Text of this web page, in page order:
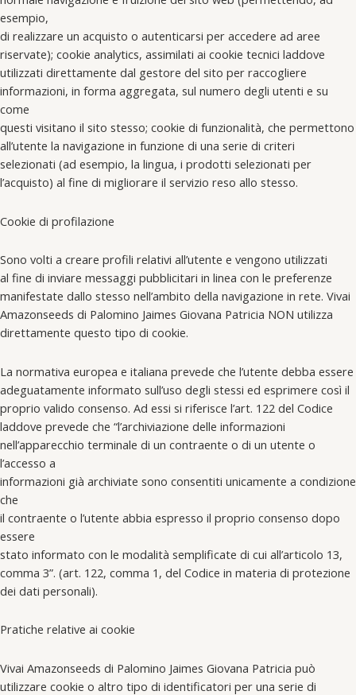
esempio,
di realizzare un acquisto o autenticarsi per accedere ad aree
riservate); cookie analytics, assimilati ai cookie tecnici laddove
utilizzati direttamente dal gestore del sito per raccogliere
informazioni, in forma aggregata, sul numero degli utenti e su
come
questi visitano il sito stesso; cookie di funzionalità, che permettono
all’utente la navigazione in funzione di una serie di criteri
selezionati (ad esempio, la lingua, i prodotti selezionati per
l’acquisto) al fine di migliorare il servizio reso allo stesso.
Cookie di profilazione
Sono volti a creare profili relativi all’utente e vengono utilizzati
al fine di inviare messaggi pubblicitari in linea con le preferenze
manifestate dallo stesso nell’ambito della navigazione in rete. Vivai
Amazonseeds di Palomino Jaimes Giovana Patricia NON utilizza
direttamente questo tipo di cookie.
La normativa europea e italiana prevede che l’utente debba essere
adeguatamente informato sull’uso degli stessi ed esprimere così il
proprio valido consenso. Ad essi si riferisce l’art. 122 del Codice
laddove prevede che “l’archiviazione delle informazioni
nell’apparecchio terminale di un contraente o di un utente o
l’accesso a
informazioni già archiviate sono consentiti unicamente a condizione
che
il contraente o l’utente abbia espresso il proprio consenso dopo
essere
stato informato con le modalità semplificate di cui all’articolo 13,
comma 3”. (art. 122, comma 1, del Codice in materia di protezione
dei dati personali).
Pratiche relative ai cookie
Vivai Amazonseeds di Palomino Jaimes Giovana Patricia può
utilizzare cookie o altro tipo di identificatori per una serie di